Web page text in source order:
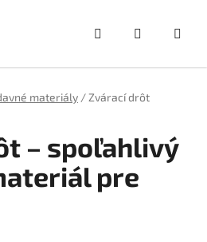
Hľadať
NÁKUPNÝ
materiály / Zvárací drôt
– spoľahlivý
pre